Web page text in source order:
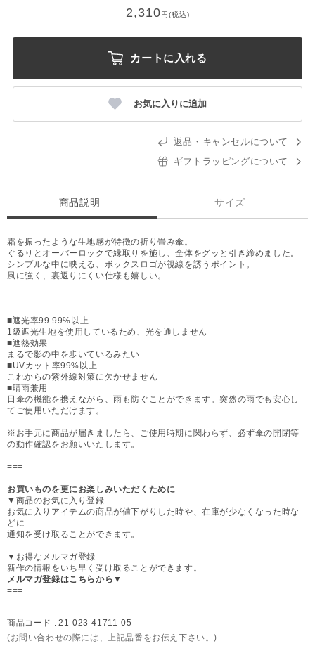
2,310円(税込)
カートに入れる
お気に入りに追加
返品・キャンセルについて
ギフトラッピングについて
商品説明 サイズ
霜を振ったような生地感が特徴の折り畳み傘。
ぐるりとオーバーロックで縁取りを施し、全体をグッと引き締めました。
シンプルな中に映える、ボックスロゴが視線を誘うポイント。
風に強く、裏返りにくい仕様も嬉しい。
■遮光率99.99%以上
1級遮光生地を使用しているため、光を通しません
■遮熱効果
まるで影の中を歩いているみたい
■UVカット率99%以上
これからの紫外線対策に欠かせません
■晴雨兼用
日傘の機能を携えながら、雨も防ぐことができます。突然の雨でも安心し
てご使用いただけます。
※お手元に商品が届きましたら、ご使用時期に関わらず、必ず傘の開閉等
の動作確認をお願いいたします。
===
お買いものを更にお楽しみいただくために
▼商品のお気に入り登録
お気に入りアイテムの商品が値下がりした時や、在庫が少なくなった時な
どに
通知を受け取ることができます。
▼お得なメルマガ登録
新作の情報をいち早く受け取ることができます。
メルマガ登録はこちらから▼
===
商品コード : 21-023-41711-05
(お問い合わせの際には、上記品番をお伝え下さい。)